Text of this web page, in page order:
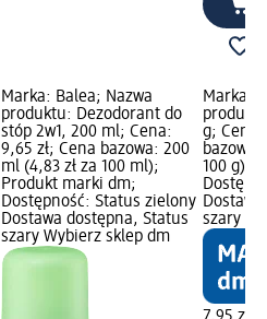
Marka: Balea; Nazwa
produktu: Dezodorant do
stóp 2w1, 200 ml; Cena:
9,65 zł; Cena bazowa: 200
ml (4,83 zł za 100 ml);
Produkt marki dm;
Dostępność: Status zielony
Dostawa dostępna, Status
szary Wybierz sklep dm
Marka:
g; Cena:
bazowa:
100 g);
szary